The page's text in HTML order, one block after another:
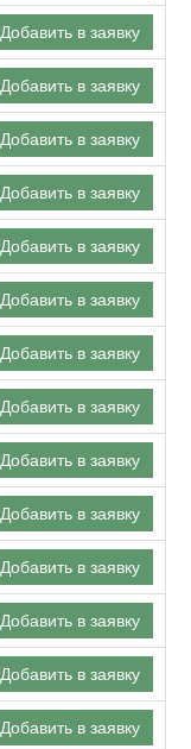
Добавить в заявку
Добавить в заявку
Добавить в заявку
Добавить в заявку
Добавить в заявку
Добавить в заявку
Добавить в заявку
Добавить в заявку
Добавить в заявку
Добавить в заявку
Добавить в заявку
Добавить в заявку
Добавить в заявку
Добавить в заявку